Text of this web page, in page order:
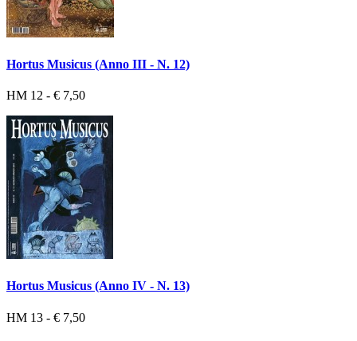
Hortus Musicus (Anno III - N. 12)
HM 12 - € 7,50
Hortus Musicus (Anno IV - N. 13)
HM 13 - € 7,50